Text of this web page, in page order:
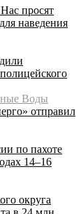
просят
наведения
Воды
отправил
по пахоте
14–16
округа